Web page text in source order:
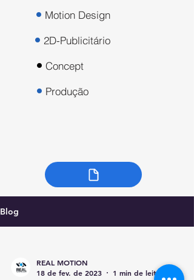
Motion Design
2D-Publicitário
Concept
Produção
Blog
REAL MOTION
18 de fev. de 2023
1 min de leitura